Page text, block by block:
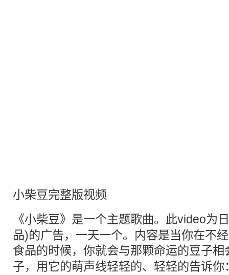
小柴豆完整版视频
《小柴豆》是一个主题歌曲。此video为
品)的广告，一天一个。内容是当你在不
食品的时候，你就会与那颗命运的豆子相
子，用它的萌声线轻轻的、轻轻的告诉